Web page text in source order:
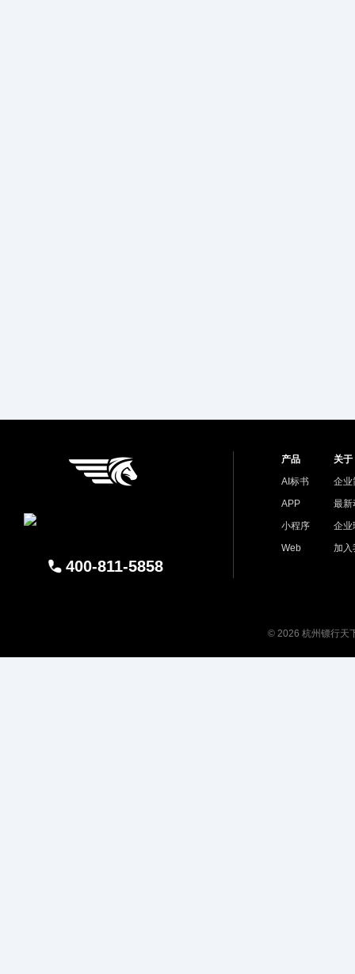
400-811-5858
产品
AI标书
APP
小程序
Web
关于
企业
最新
企业
加入
© 2026 杭州镖行天